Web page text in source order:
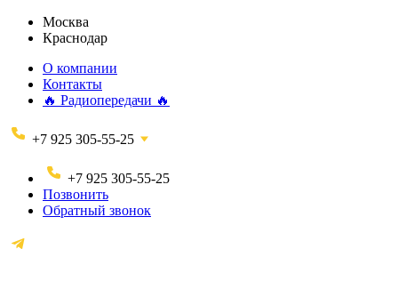
Москва
Краснодар
О компании
Контакты
🔥 Радиопередачи 🔥
+7 925 305-55-25
+7 925 305-55-25
Позвонить
Обратный звонок